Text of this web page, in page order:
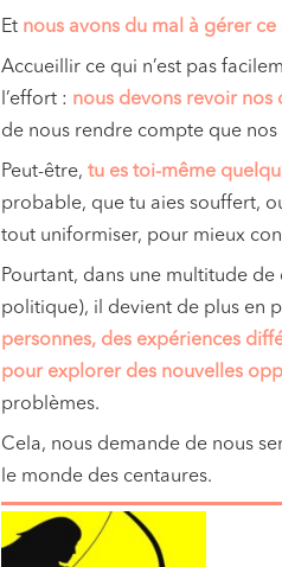
Et nous avons du mal à gérer
Accueillir ce qui n’est pas
l’effort : nous devons revoir nos
de nous rendre compte que nos
Peut-être,tu es toi-même
probable, que tu aies souffert,
tout uniformiser, pour mieux
Pourtant, dans une multitude de
politique), il devient de plus en
personnes, des expériences
pour explorer des nouvelles
problèmes.
Cela, nous demande de nous
le monde des centaures.